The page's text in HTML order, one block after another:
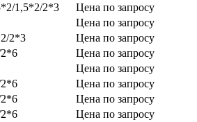
1,5*2/2*3
Цена по запросу
Цена по запросу
2*3
Цена по запросу
Цена по запросу
Цена по запросу
Цена по запросу
Цена по запросу
Цена по запросу